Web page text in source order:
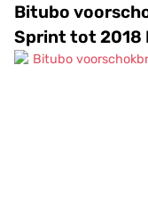
Bitubo
Sprint tot 2018